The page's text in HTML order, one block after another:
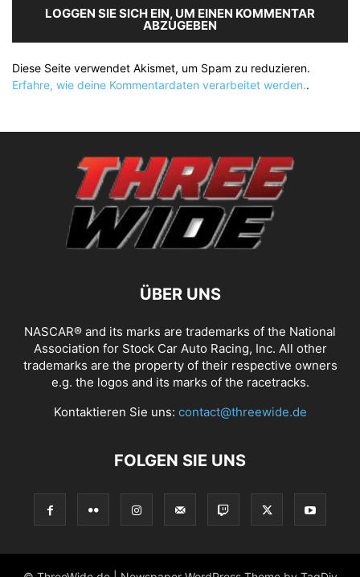
LOGGEN SIE SICH EIN, UM EINEN KOMMENTAR
ABZUGEBEN
Diese Seite verwendet Akismet, um Spam zu reduzieren.
Erfahre, wie deine Kommentardaten verarbeitet werden..
ÜBER UNS
NASCAR® and its marks are trademarks of the National
Association for Stock Car Auto Racing, Inc. All other
trademarks are the property of their respective owners
e.g. the logos and its marks of the racetracks.
Kontaktieren Sie uns: contact@threewide.de
FOLGEN SIE UNS